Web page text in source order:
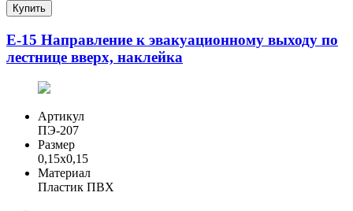
Купить
Е-15 Направление к эвакуационному выходу по
лестнице вверх, наклейка
Артикул
ПЭ-207
Размер
0,15x0,15
Материал
Пластик ПВХ